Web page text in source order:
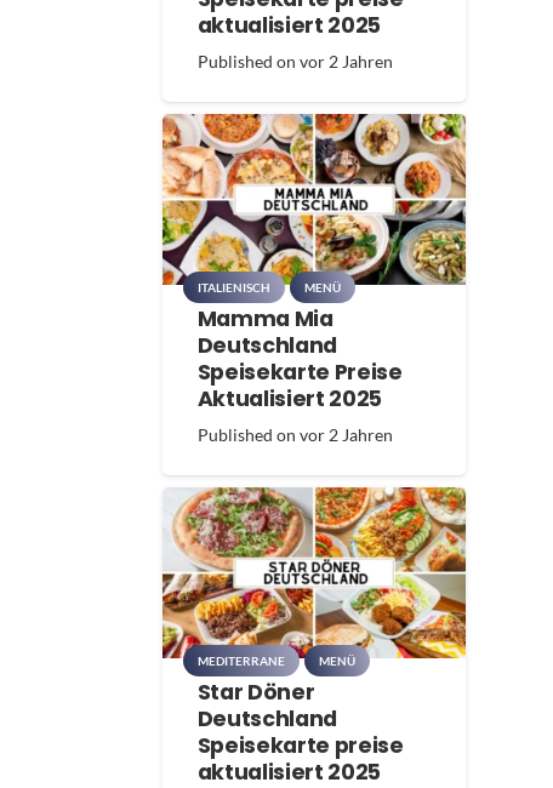
aktualisiert 2025
Published on vor 2 Jahren
ITALIENISCH MENÜ
Mamma Mia
Deutschland
Speisekarte Preise
Aktualisiert 2025
Published on vor 2 Jahren
MEDITERRANE MENÜ
Star Döner
Deutschland
Speisekarte preise
aktualisiert 2025